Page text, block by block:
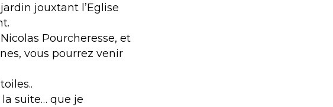
jouxtant l’Eglise
Pourcheresse, et
vous pourrez venir
suite… que je